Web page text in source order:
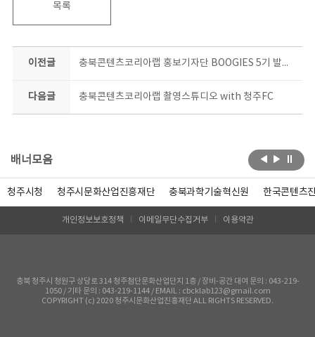
목록
이전글 충북콘텐츠코리아랩 홍보기자단 BOOGIES 5기 발대식
다음글 충북콘텐츠코리아랩 촬영스튜디오 with 청주FC
배너모음
청주시청 청주시문화산업진흥재단 충북과학기술혁신원 한국콘텐츠
개인정보보호정책 이메일무단수집거부 이용약관
충북 청주시 청원구 상당로 314 청주첨단문화산업단지 1층 / 장비-공간 대여 문의 : 043-219-
1050 / 기타 문의 : 043-219-1144 / EMAIL : cbcklab123@gmail.com
COPYRIGHT (c) 2020 청주시문화산업진흥재단 ALL RIGHTS RESERVED.